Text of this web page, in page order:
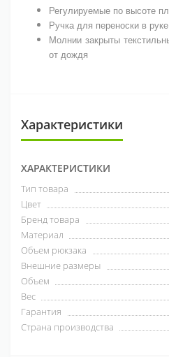
Регулируемые по высоте
Ручка для переноски в руке
Молнии закрыты
от дождя
Характеристики
ХАРАКТЕРИСТИКИ
Тип товара
Цвет
Бренд товара
Материал
Объем рюкзака
Внешние размеры
Объем
Вес
Гарантия
Страна производства